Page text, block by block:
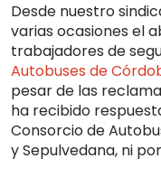
Desde nuestro
varias ocasiones el
trabajadores de
Autobuses de
pesar de las
ha recibido
Consorcio de
y Sepulvedana, ni